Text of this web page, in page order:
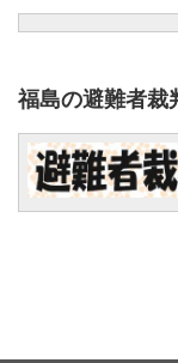
福島の避難者裁